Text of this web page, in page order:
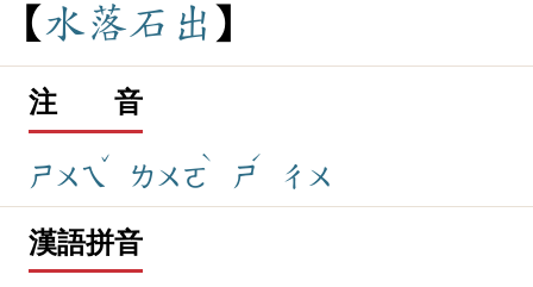
水落石 出
注 音
ㄕㄨㄟ
ˇ
ㄌㄨㄛ
ˋ
ㄕ
ˊ
ㄔㄨ
漢語拼音